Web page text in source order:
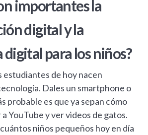
importantes la
digital y la
para los niños?
estudiantes de hoy nacen
Dales un smartphone o
probable es que ya sepan cómo
YouTube y ver videos de gatos.
niños pequeños hoy en día